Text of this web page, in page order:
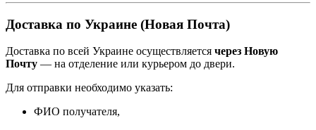
Доставка по Украине (Новая Почта)
Доставка по всей Украине осуществляется через Новую
Почту — на отделение или курьером до двери.
Для отправки необходимо указать:
ФИО получателя,